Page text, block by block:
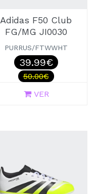
Adidas F50 Club
FG/MG JI0030
PURRUS/FTWWHT
39.99€
50.00€
VER